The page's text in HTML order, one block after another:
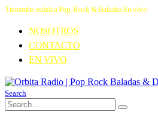
Transmite música Pop, Rock & Baladas En vivo
NOSOTROS
CONTACTO
EN VIVO
Search